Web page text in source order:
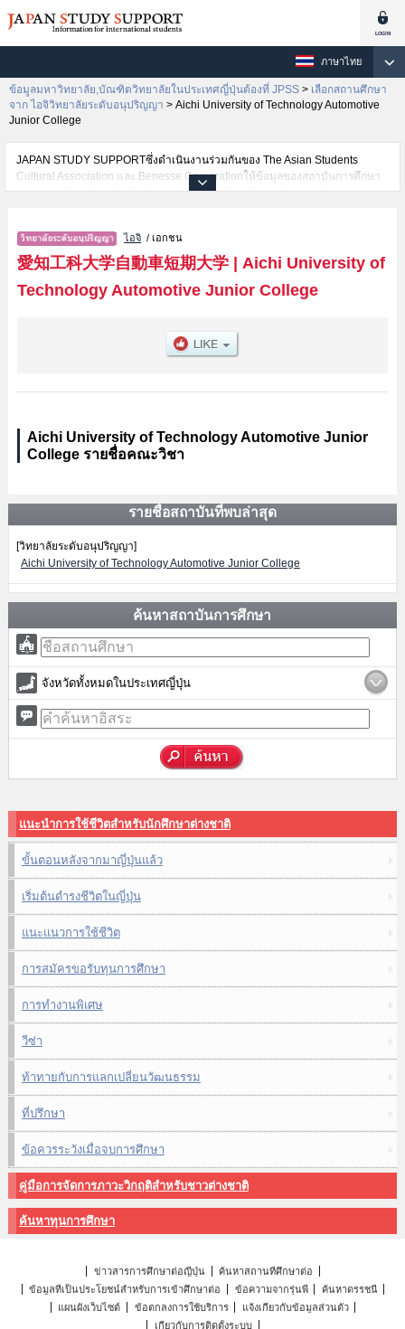
ภาษาไทย
ข้อมูลมหาวิทยาลัย,บัณฑิตวิทยาลัยในประเทศญี่ปุ่นต้องที่ JPSS > เลือกสถานศึกษา
จาก ไอจิวิทยาลัยระดับอนุปริญญา > Aichi University of Technology Automotive
Junior College
JAPAN STUDY SUPPORTซึ่งดำเนินงานร่วมกันของ The Asian Students
Cultural Association และ Benesse Corporationให้ข้อมูลของสถาบันการศึกษา
ระดับมหาวิทยาลัย・บัณฑิตวิทยาลัย・วิทยาลัยระดับอนุปริญญา・วิทยาลัย
College,ข้อมูลจำเป็นสำหรับนักศึกษาต่างชาติเช่นข้อมูลของแต่ละคณะ,ข้อมูล
การสอบคัดเลือกเข้าศึกษาเช่นจำนวนคนที่รับสมัครหรือจำนวนคนที่ผ่านการสอบ
คัดเลือกเป็นต้น,แนะนำสถานที่,การเดินทางเป็นต้นไว้ด้วยดังนั้นขอเชิญใช้บริการ
ค้นหาข้อมูลตามอัธยาศัย
ไอจิ / เอกชน
愛知工科大学自動車短期大学| Aichi University of
Technology Automotive Junior College
Aichi University of Technology Automotive Junior
College รายชื่อคณะวิชา
รายชื่อสถาบันที่พบล่าสุด
[วิทยาลัยระดับอนุปริญญา]
Aichi University of Technology Automotive Junior College
ค้นหาสถาบันการศึกษา
จังหวัดทั้งหมดในประเทศญี่ปุ่น
แนะนำการใช้ชีวิตสำหรับนักศึกษาต่างชาติ
ขั้นตอนหลังจากมาญี่ปุ่นแล้ว
เริ่มต้นดำรงชีวิตในญี่ปุ่น
แนะแนวการใช้ชีวิต
การสมัครขอรับทุนการศึกษา
การทำงานพิเศษ
วีซ่า
ท้าทายกับการแลกเปลี่ยนวัฒนธรรม
ที่ปรึกษา
ข้อควรระวังเมื่อจบการศึกษา
คู่มือการจัดการภาวะวิกฤติสำหรับชาวต่างชาติ
ค้นหาทุนการศึกษา
ข่าวสารการศึกษาต่อญี่ปุ่น
ค้นหาสถานที่ศึกษาต่อ
ข้อมูลที่เป็นประโยชน์สำหรับการเข้าศึกษาต่อ
ข้อความจากรุ่นพี่
ค้นหาดรรชนี
แผนผังเว็บไซต์
ข้อตกลงการใช้บริการ
แจ้งเกี่ยวกับข้อมูลส่วนตัว
เกี่ยวกับการติดตั้งระบบ